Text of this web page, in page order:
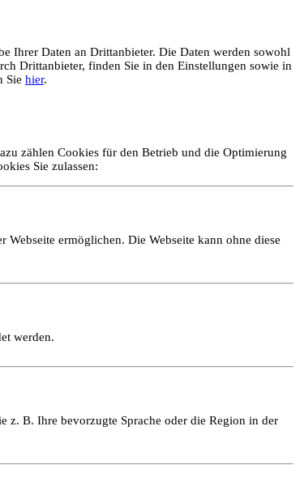
Ihrer Daten an Drittanbieter. Die Daten werden sowohl
Drittanbieter, finden Sie in den Einstellungen sowie in
Sie hier.
zählen Cookies für den Betrieb und die Optimierung
Sie zulassen:
ermöglichen. Die Webseite kann ohne diese
werden.
z. B. Ihre bevorzugte Sprache oder die Region in der